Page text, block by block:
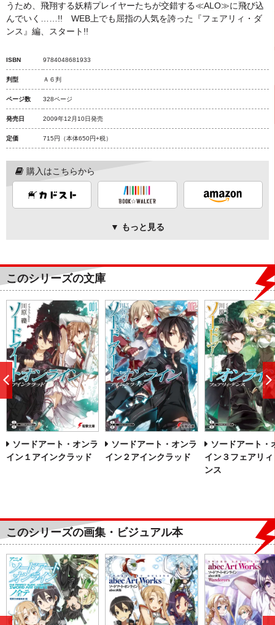
うため、飛翔する妖精プレイヤーたちが交錯する≪ALO≫に飛び込
んでいく……!! WEB上でも屈指の人気を誇った『フェアリィ・ダ
ンス』編、スタート!!
ISBN 9784048681933
判型 Ａ６判
ページ数 328ページ
発売日 2009年12月10日発売
定価 715円 （本体650円+税）
購入はこちらから
▼ もっと見る
このシリーズの文庫
ソードアート・オンラ
イン１アインクラッド
ソードアート・オンラ
イン２アインクラッド
ソードアート・
イン３フェアリィ
ンス
このシリーズの画集・ビジュアル本